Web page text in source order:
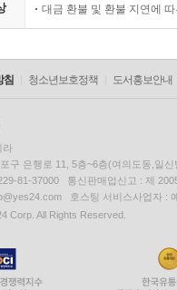
대금 환불 및 환불 지연에
침 청소년보호정책 도서홍보안내
라
구 은행로 11, 5층~6층(여의도동,일신
81-37000 통신판매업신고 : 제
호스팅 서비스사업자 :
Corp. All Rights Reserved.